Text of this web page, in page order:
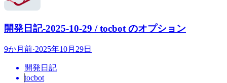
開発日記-2025-10-29 / tocbot のオプション
9か月前·2025年10月29日
開発日記
tocbot